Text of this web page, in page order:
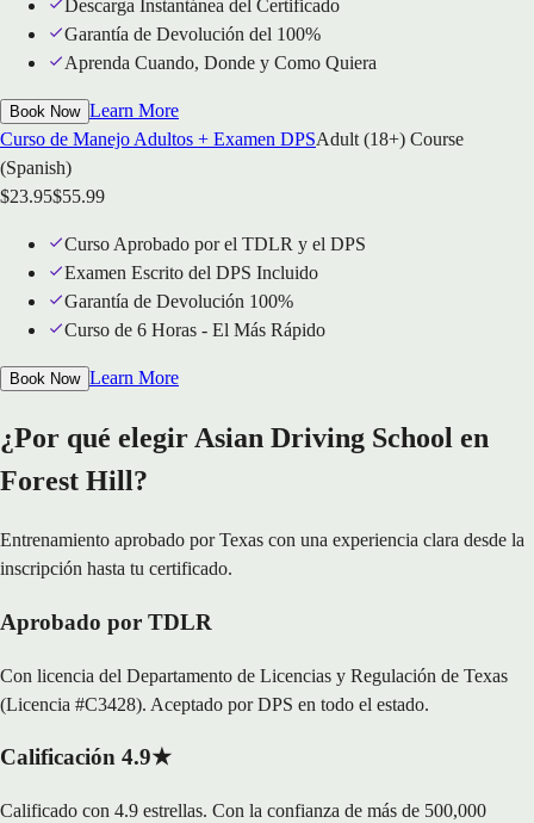
Descarga Instantánea del Certificado
Garantía de Devolución del 100%
Aprenda Cuando, Donde y Como Quiera
Book Now Learn More
Curso de Manejo Adultos + Examen DPSAdult (18+) Course
(Spanish)
$23.95$55.99
Curso Aprobado por el TDLR y el DPS
Examen Escrito del DPS Incluido
Garantía de Devolución 100%
Curso de 6 Horas - El Más Rápido
Book Now Learn More
¿Por qué elegir Asian Driving School en
Forest Hill?
Entrenamiento aprobado por Texas con una experiencia clara desde la
inscripción hasta tu certificado.
Aprobado por TDLR
Con licencia del Departamento de Licencias y Regulación de Texas
(Licencia #C3428). Aceptado por DPS en todo el estado.
Calificación 4.9★
Calificado con 4.9 estrellas. Con la confianza de más de 500,000